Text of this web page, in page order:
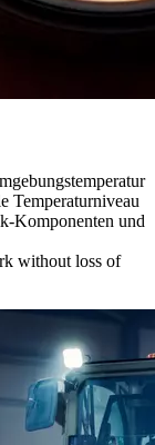
Temperaturniveau
Komponenten und
without loss of